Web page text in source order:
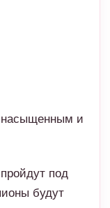
под
будут
Для
временем